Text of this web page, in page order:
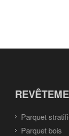
Parquet
Parquet bois